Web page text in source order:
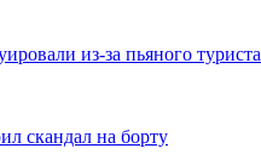
из-за пьяного туриста
скандал на борту